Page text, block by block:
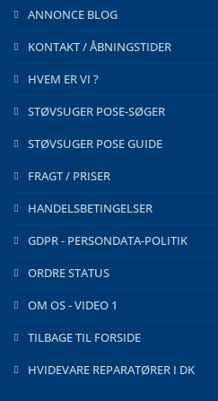
ANNONCE BLOG
KONTAKT / ÅBNINGSTIDER
HVEM ER VI ?
STØVSUGER POSE-SØGER
STØVSUGER POSE GUIDE
FRAGT / PRISER
HANDELSBETINGELSER
GDPR - PERSONDATA-POLITIK
ORDRE STATUS
OM OS - VIDEO 1
TILBAGE TIL FORSIDE
HVIDEVARE REPARATØRER I DK